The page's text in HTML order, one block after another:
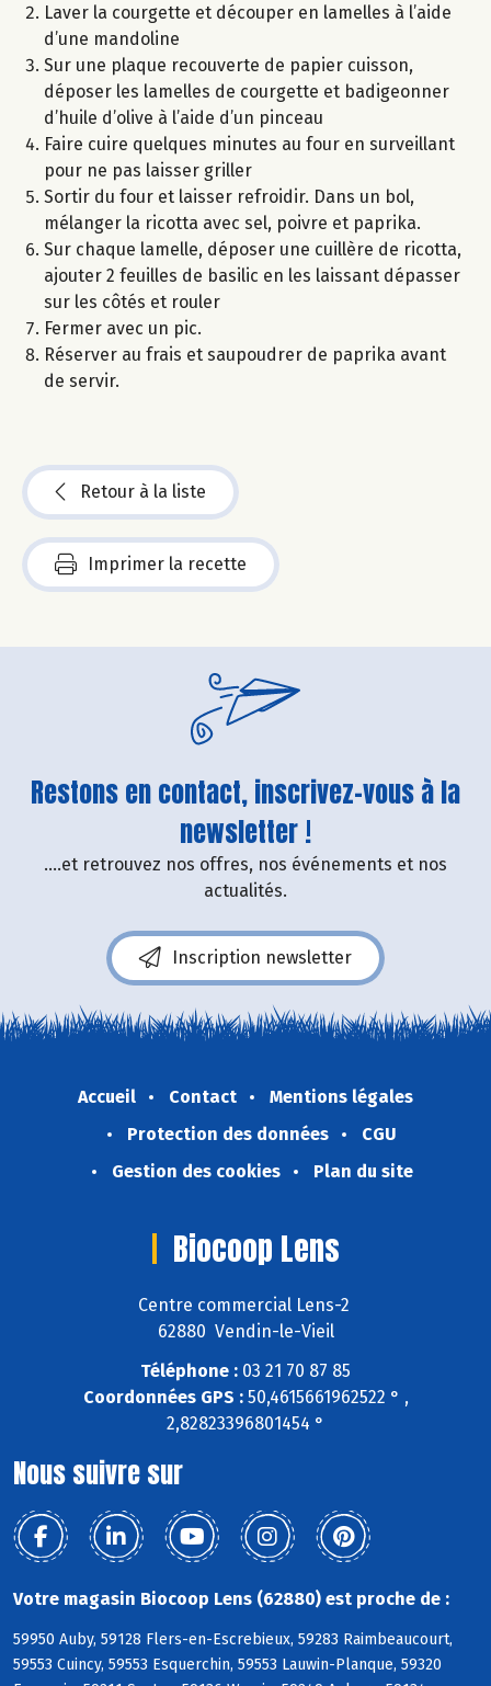
Laver la courgette et découper en lamelles à l’aide
d’une mandoline
Sur une plaque recouverte de papier cuisson,
déposer les lamelles de courgette et badigeonner
d’huile d’olive à l’aide d’un pinceau
Faire cuire quelques minutes au four en surveillant
pour ne pas laisser griller
Sortir du four et laisser refroidir. Dans un bol,
mélanger la ricotta avec sel, poivre et paprika.
Sur chaque lamelle, déposer une cuillère de ricotta,
ajouter 2 feuilles de basilic en les laissant dépasser
sur les côtés et rouler
Fermer avec un pic.
Réserver au frais et saupoudrer de paprika avant
de servir.
Retour à la liste
Imprimer la recette
Restons en contact, inscrivez-vous à la
newsletter !
....et retrouvez nos offres, nos événements et nos
actualités.
Inscription newsletter
Accueil Contact
Mentions légales
Protection des données
CGU
Gestion des cookies
Plan du site
Biocoop Lens
Centre commercial Lens-2
62880 Vendin-le-Vieil
Téléphone : 03 21 70 87 85
Coordonnées GPS :50,4615661962522 ° ,
2,82823396801454 °
Nous suivre sur
Votre magasin Biocoop Lens (62880) est proche de :
59950 Auby, 59128 Flers-en-Escrebieux, 59283 Raimbeaucourt,
59553 Cuincy, 59553 Esquerchin, 59553 Lauwin-Planque, 59320